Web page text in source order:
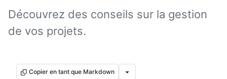
Découvrez des conseils sur la gestion
de vos projets.
Copier en tant que Markdown